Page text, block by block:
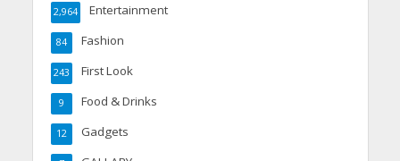
Entertainment
2,964
Fashion
84
First Look
243
Food & Drinks
9
Gadgets
12